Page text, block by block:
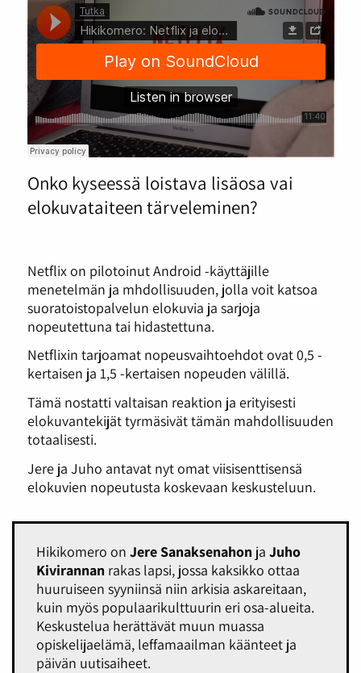
Onko kyseessä loistava lisäosa vai
elokuvataiteen tärveleminen?
Netflix on pilotoinut Android -käyttäjille
menetelmän ja mhdollisuuden, jolla voit katsoa
suoratoistopalvelun elokuvia ja sarjoja
nopeutettuna tai hidastettuna.
Netflixin tarjoamat nopeusvaihtoehdot ovat 0,5 -
kertaisen ja 1,5 -kertaisen nopeuden välillä.
Tämä nostatti valtaisan reaktion ja erityisesti
elokuvantekijät tyrmäsivät tämän mahdollisuuden
totaalisesti.
Jere ja Juho antavat nyt omat viisisenttisensä
elokuvien nopeutusta koskevaan keskusteluun.
Hikikomero onJere Sanaksenahon jaJuho
Kivirannan rakas lapsi, jossa kaksikko ottaa
huuruiseen syyniinsä niin arkisia askareitaan,
kuin myös populaarikulttuurin eri osa-alueita.
Keskustelua herättävät muun muassa
opiskelijaelämä, leffamaailman käänteet ja
päivän uutisaiheet.